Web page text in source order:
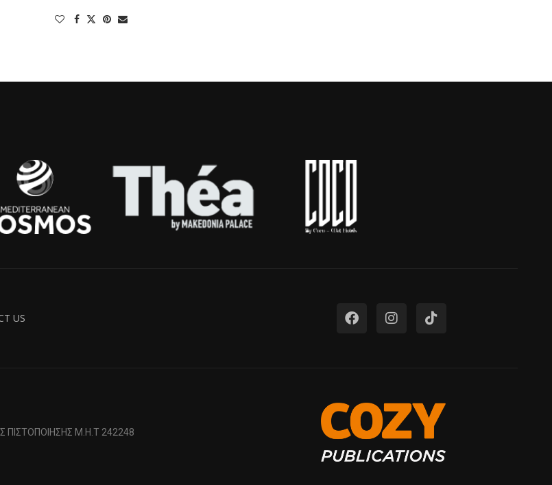
US
ΠΙΣΤΟΠΟΙΗΣΗΣ Μ.Η.Τ 242248